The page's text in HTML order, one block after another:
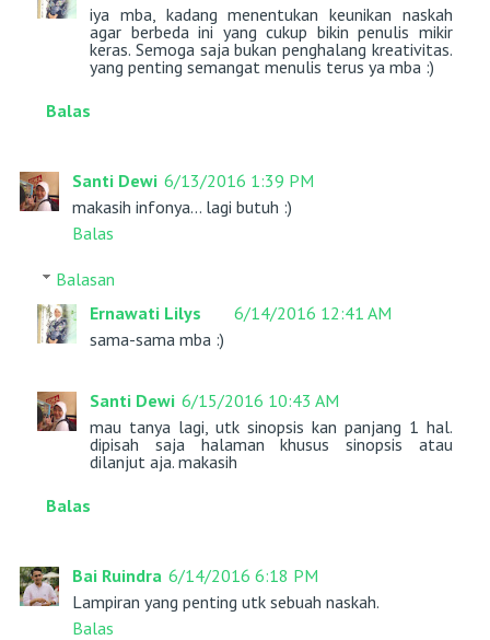
iya mba, kadang menentukan keunikan naskah
agar berbeda ini yang cukup bikin penulis mikir
keras. Semoga saja bukan penghalang kreativitas.
yang penting semangat menulis terus ya mba :)
Balas
Santi Dewi 6/13/2016 1:39 PM
makasih infonya... lagi butuh :)
Balas
Balasan
Ernawati Lilys
6/14/2016 12:41 AM
sama-sama mba :)
Santi Dewi 6/15/2016 10:43 AM
mau tanya lagi, utk sinopsis kan panjang 1 hal.
dipisah saja halaman khusus sinopsis atau
dilanjut aja. makasih
Balas
Bai Ruindra 6/14/2016 6:18 PM
Lampiran yang penting utk sebuah naskah.
Balas